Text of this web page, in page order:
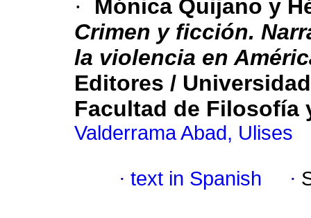
·
Mónica Quijano y
Crimen y ficción.
la violencia en
Editores /
Facultad de Filosofía
Valderrama Abad, Ulises
· text in Spanish ·